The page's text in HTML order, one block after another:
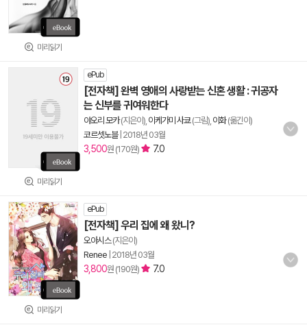
미리읽기
미리읽기
ePub
[전자책] 완벽 영애의 사랑받는 신혼 생활 : 귀공자
는 신부를 귀여워한다
야오리 모카(지은이), 이케가미 사쿄(그림), 이화(옮긴이)
코르셋노블| 2018년 03월
3,500원 (170원) 7.0
미리읽기
ePub
[전자책] 우리 집에 왜 왔니?
오아시스(지은이)
Renee 2018년 03월
3,800원 (190원) 7.0